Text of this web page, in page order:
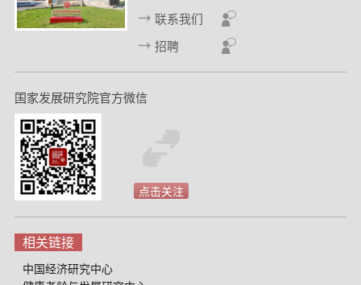
联系我们
招聘
国家发展研究院官方微信
点击关注
相关链接
中国经济研究中心